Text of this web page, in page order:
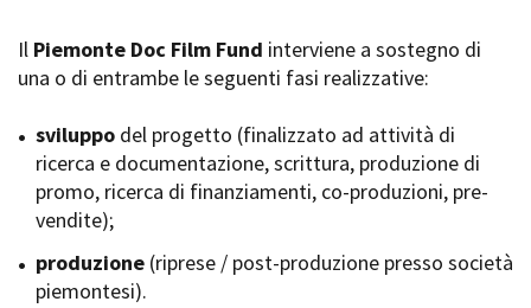
Attrici-Attori
Beginners
LOCATION GUIDE
FILM DATABASE
BOOK DATABASE
NEWS
Location - Accedi al tuo
profilo
Newsletter
Lavora con noi
Stage - Tirocini - Scuola e
Lavoro
per affidamento lavori in
economia
Il Piemonte Doc Film Fund interviene a sostegno di
una o di entrambe le seguenti fasi realizzative:
sviluppo del progetto (finalizzato ad attività di
ricerca e documentazione, scrittura, produzione di
promo, ricerca di finanziamenti, co-produzioni, pre-
vendite);
produzione (riprese / post-produzione presso società
piemontesi).